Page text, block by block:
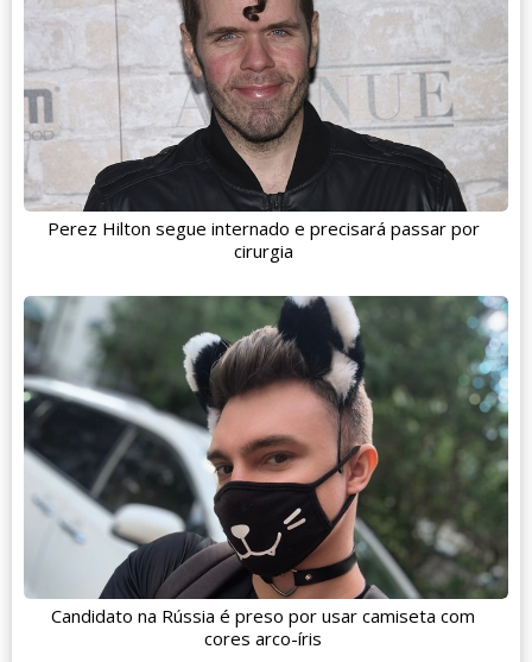
Perez Hilton segue internado e precisará passar por
cirurgia
Candidato na Rússia é preso por usar camiseta com
cores arco-íris